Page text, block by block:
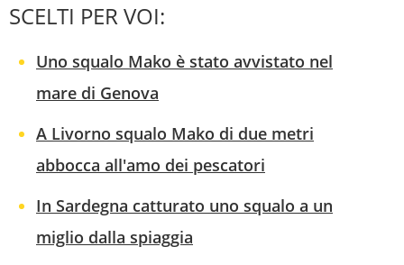
SCELTI PER VOI:
Uno squalo Mako è stato avvistato nel
mare di Genova
A Livorno squalo Mako di due metri
abbocca all'amo dei pescatori
In Sardegna catturato uno squalo a un
miglio dalla spiaggia